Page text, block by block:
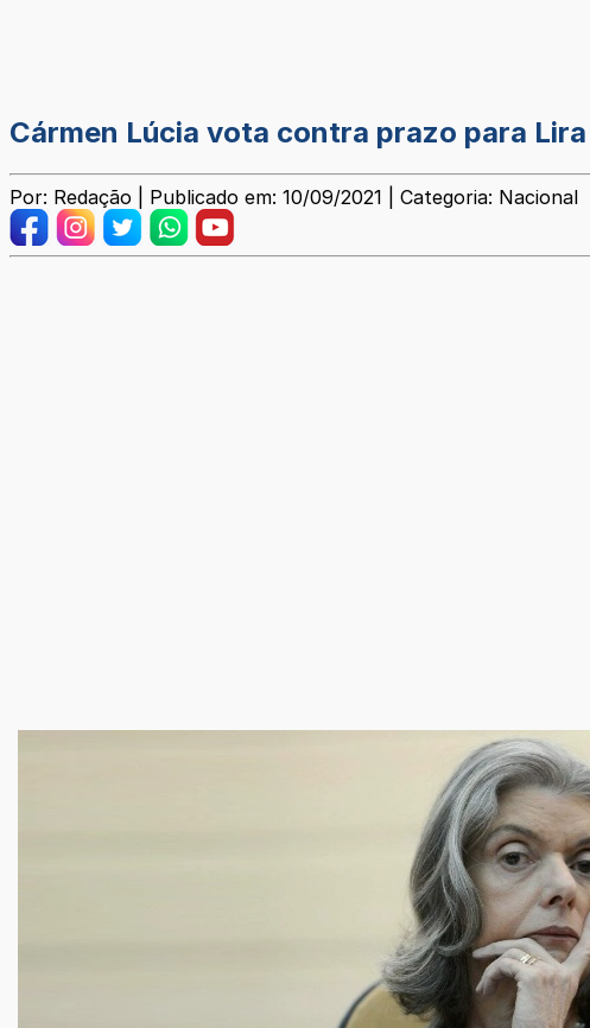
Cármen Lúcia vota contra prazo para
Por: Redação | Publicado em: 10/09/2021 | Categoria: Nacional